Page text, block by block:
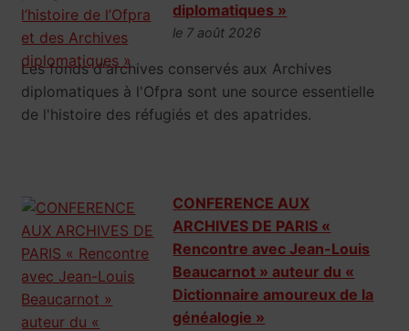
diplomatiques »
le 7 août 2026
Les fonds d'archives conservés aux Archives
diplomatiques à l'Ofpra sont une source essentielle
de l'histoire des réfugiés et des apatrides.
CONFERENCE AUX
ARCHIVES DE PARIS «
Rencontre avec Jean-Louis
Beaucarnot » auteur du «
Dictionnaire amoureux de la
généalogie »